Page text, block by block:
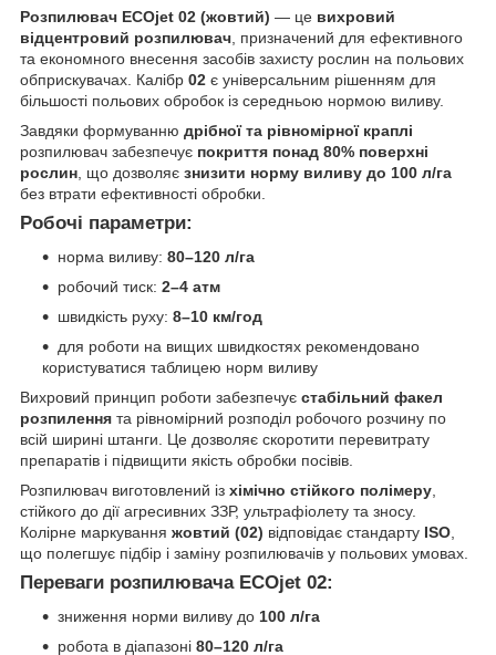
Розпилювач ECOjet 02 (жовтий) — це вихровий
відцентровий розпилювач, призначений для ефективного
та економного внесення засобів захисту рослин на польових
обприскувачах. Калібр 02 є універсальним рішенням для
більшості польових обробок із середньою нормою виливу.
Завдяки формуванню дрібної та рівномірної краплі
розпилювач забезпечує покриття понад 80% поверхні
рослин, що дозволяє знизити норму виливу до 100 л/га
без втрати ефективності обробки.
Робочі параметри:
норма виливу: 80–120 л/га
робочий тиск: 2–4 атм
швидкість руху: 8–10 км/год
для роботи на вищих швидкостях рекомендовано
користуватися таблицею норм виливу
Вихровий принцип роботи забезпечує стабільний факел
розпилення та рівномірний розподіл робочого розчину по
всій ширині штанги. Це дозволяє скоротити перевитрату
препаратів і підвищити якість обробки посівів.
Розпилювач виготовлений із хімічно стійкого полімеру,
стійкого до дії агресивних ЗЗР, ультрафіолету та зносу.
Колірне маркування жовтий (02) відповідає стандарту ISO,
що полегшує підбір і заміну розпилювачів у польових умовах.
Переваги розпилювача ECOjet 02:
зниження норми виливу до 100 л/га
робота в діапазоні 80–120 л/га